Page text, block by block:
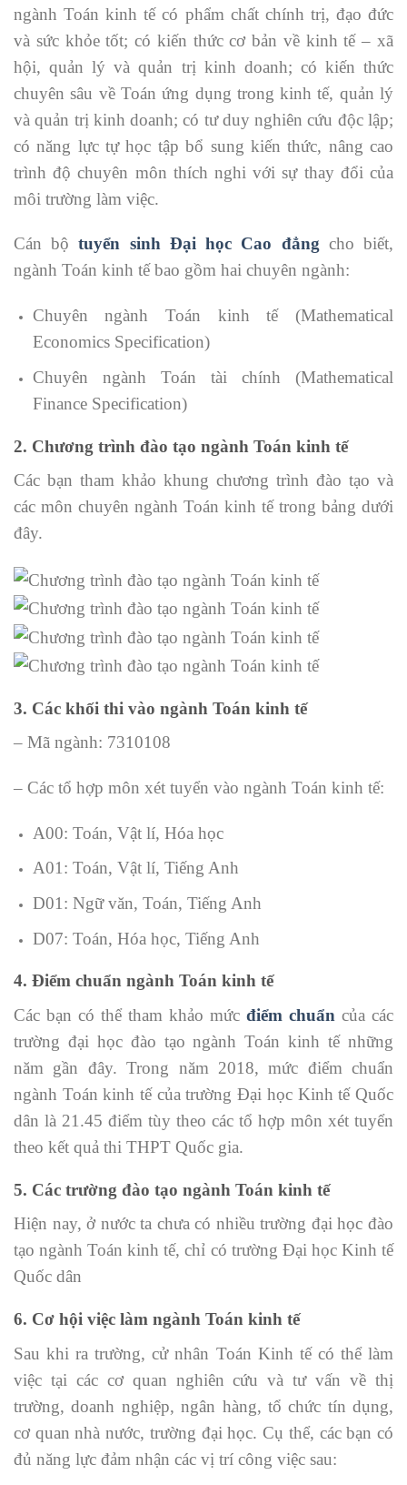
ngành Toán kinh tế có phẩm chất chính trị, đạo đức
và sức khỏe tốt; có kiến thức cơ bản về kinh tế – xã
hội, quản lý và quản trị kinh doanh; có kiến thức
chuyên sâu về Toán ứng dụng trong kinh tế, quản lý
và quản trị kinh doanh; có tư duy nghiên cứu độc lập;
có năng lực tự học tập bổ sung kiến thức, nâng cao
trình độ chuyên môn thích nghi với sự thay đổi của
môi trường làm việc.
Cán bộtuyển sinh Đại học Cao đẳng cho biết,
ngành Toán kinh tế bao gồm hai chuyên ngành:
Chuyên ngành Toán kinh tế (Mathematical
Economics Specification)
Chuyên ngành Toán tài chính (Mathematical
Finance Specification)
2. Chương trình đào tạo ngành Toán kinh tế
Các bạn tham khảo khung chương trình đào tạo và
các môn chuyên ngành Toán kinh tế trong bảng dưới
đây.
3. Các khối thi vào ngành Toán kinh tế
– Mã ngành: 7310108
– Các tổ hợp môn xét tuyển vào ngành Toán kinh tế:
A00: Toán, Vật lí, Hóa học
A01: Toán, Vật lí, Tiếng Anh
D01: Ngữ văn, Toán, Tiếng Anh
D07: Toán, Hóa học, Tiếng Anh
4. Điểm chuẩn ngành Toán kinh tế
Các bạn có thể tham khảo mức điểm chuẩn của các
trường đại học đào tạo ngành Toán kinh tế những
năm gần đây. Trong năm 2018, mức điểm chuẩn
ngành Toán kinh tế của trường Đại học Kinh tế Quốc
dân là 21.45 điểm tùy theo các tổ hợp môn xét tuyển
theo kết quả thi THPT Quốc gia.
5. Các trường đào tạo ngành Toán kinh tế
Hiện nay, ở nước ta chưa có nhiều trường đại học đào
tạo ngành Toán kinh tế, chỉ có trường Đại học Kinh tế
Quốc dân
6. Cơ hội việc làm ngành Toán kinh tế
Sau khi ra trường, cử nhân Toán Kinh tế có thể làm
việc tại các cơ quan nghiên cứu và tư vấn về thị
trường, doanh nghiệp, ngân hàng, tổ chức tín dụng,
cơ quan nhà nước, trường đại học. Cụ thể, các bạn có
đủ năng lực đảm nhận các vị trí công việc sau: